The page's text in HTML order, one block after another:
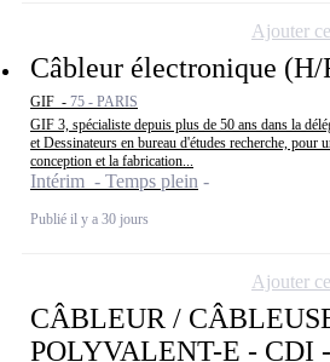
Câbleur électronique (H/
GIF - 75 - PARIS
GIF 3, spécialiste depuis plus de 50 ans dans la
et Dessinateurs en bureau d'études recherche, pour
conception et la fabrication...
Intérim - Temps plein
Publié il y a 30 jours
Ajouter
CÂBLEUR /
POLYVALENT-E - CDI
Ajouter